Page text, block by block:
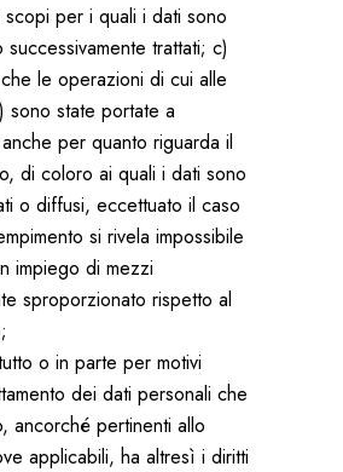
per i quali i dati sono
trattati; c)
che le operazioni di cui alle
sono state portate a
per quanto riguarda il
di coloro ai quali i dati sono
o diffusi, eccettuato il caso
si rivela impossibile
impiego di mezzi
sproporzionato rispetto al
o in parte per motivi
dei dati personali che
ancorché pertinenti allo
applicabili, ha altresì i diritti